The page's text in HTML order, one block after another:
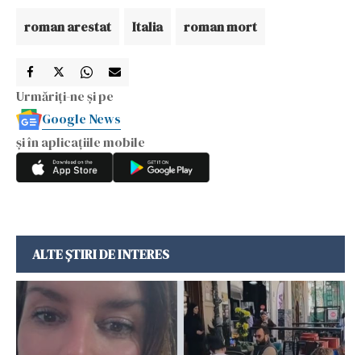
roman arestat Italia roman mort
Urmăriți-ne și pe
Google News
și în aplicațiile mobile
ALTE ȘTIRI DE INTERES